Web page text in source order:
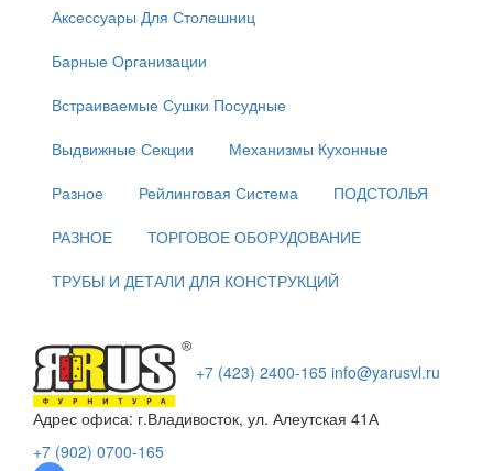
Аксессуары Для Столешниц
Барные Организации
Встраиваемые Сушки Посудные
Выдвижные Секции
Механизмы Кухонные
Разное
Рейлинговая Система
ПОДСТОЛЬЯ
РАЗНОЕ
ТОРГОВОЕ ОБОРУДОВАНИЕ
ТРУБЫ И ДЕТАЛИ ДЛЯ КОНСТРУКЦИЙ
+7 (423) 2400-165 info@yarusvl.ru
Адрес офиса: г.Владивосток, ул. Алеутская 41А
+7 (902) 0700-165